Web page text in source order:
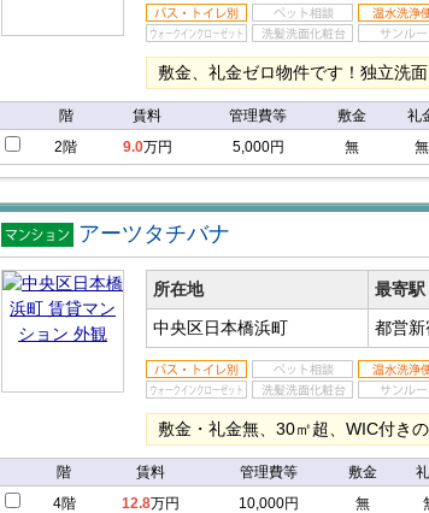
敷金、礼金ゼロ物件です！独立洗
階 賃料 管理費等 敷金 礼
2階
9.0万円 5,000円 無 無
賃貸マン
ション
アーツタチバナ
所在地 最寄駅
中央区日本橋浜町
都営新
敷金・礼金無、30㎡超、WIC付き
階 賃料 管理費等 敷金
4階
12.8万円 10,000円 無